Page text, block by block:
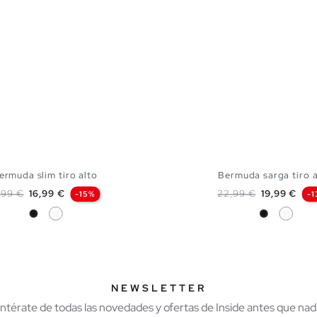
AÑADIR A MI CESTA
slim tiro alto
base
€ Precio
16,99 € -15%
NegroBlanco AÑADIR A MI
Bermuda sarga tiro
Precio base
22,99 € Precio
19,99 € -
NegroBlanco
NEWSLETTER
de todas las novedades y ofertas de Inside antes que